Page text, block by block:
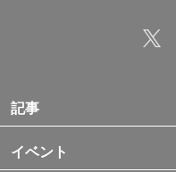
記事
イベント